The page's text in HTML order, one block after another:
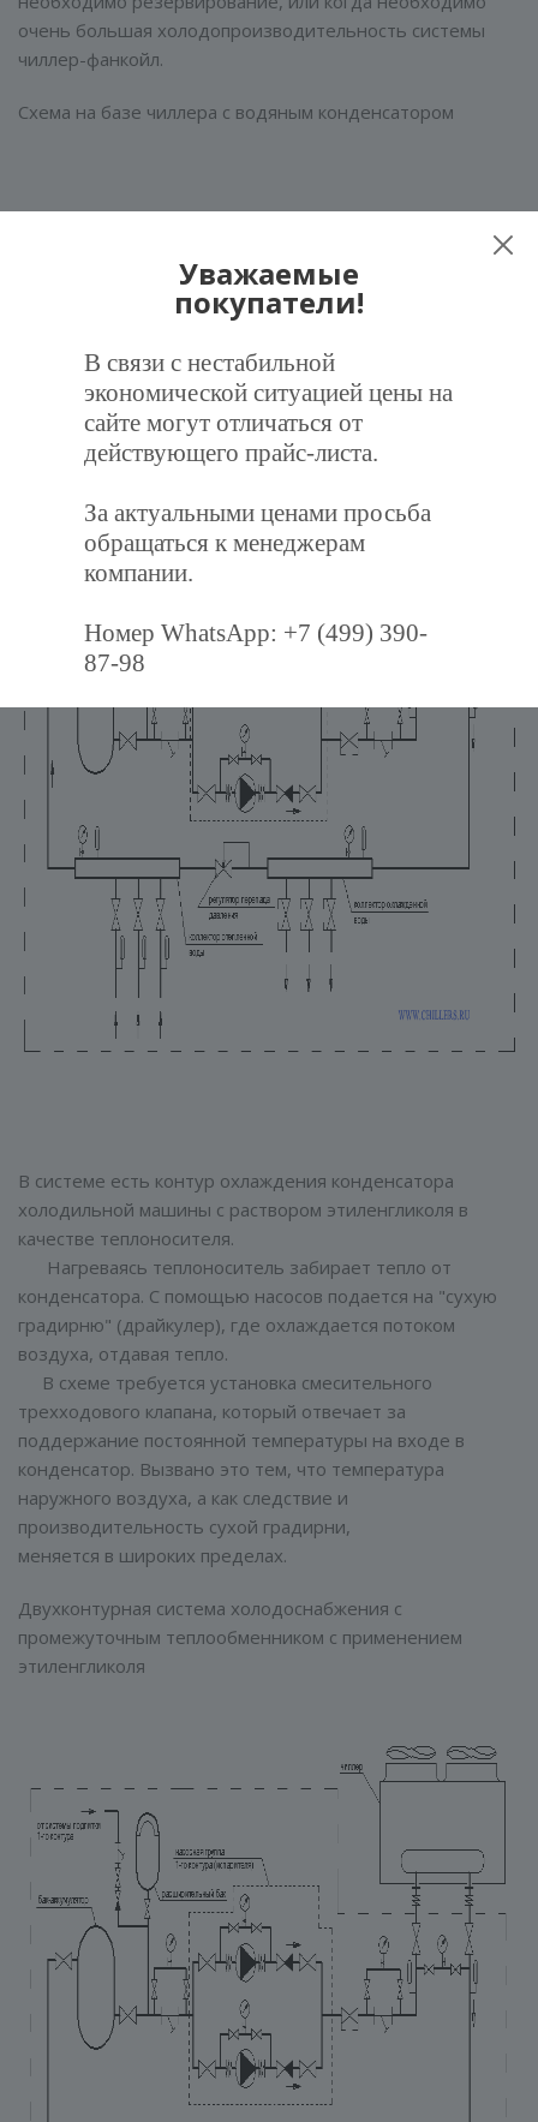
очень большая холодопроизводительность системы
чиллер-фанкойл.
Схема на базе чиллера с водяным конденсатором
В системе есть контур охлаждения конденсатора
холодильной машины с раствором этиленгликоля в
качестве теплоносителя.
Нагреваясь теплоноситель забирает тепло от
конденсатора. С помощью насосов подается на "сухую
градирню" (драйкулер), где охлаждается потоком
воздуха, отдавая тепло.
В схеме требуется установка смесительного
трехходового клапана, который отвечает за
поддержание постоянной температуры на входе в
конденсатор. Вызвано это тем, что температура
наружного воздуха, а как следствие и
производительность сухой градирни,
меняется в широких пределах.
Двухконтурная система холодоснабжения с
промежуточным теплообменником с применением
этиленгликоля
Уважаемые
покупатели!
В связи с нестабильной
экономической ситуацией цены на
сайте могут отличаться от
действующего прайс-листа.
За актуальными ценами просьба
обращаться к менеджерам
компании.
Номер WhatsApp: +7 (499) 390-
87-98